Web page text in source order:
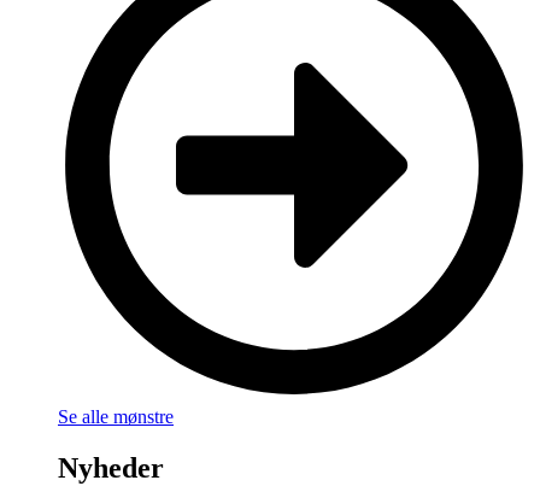
Se alle mønstre
Nyheder